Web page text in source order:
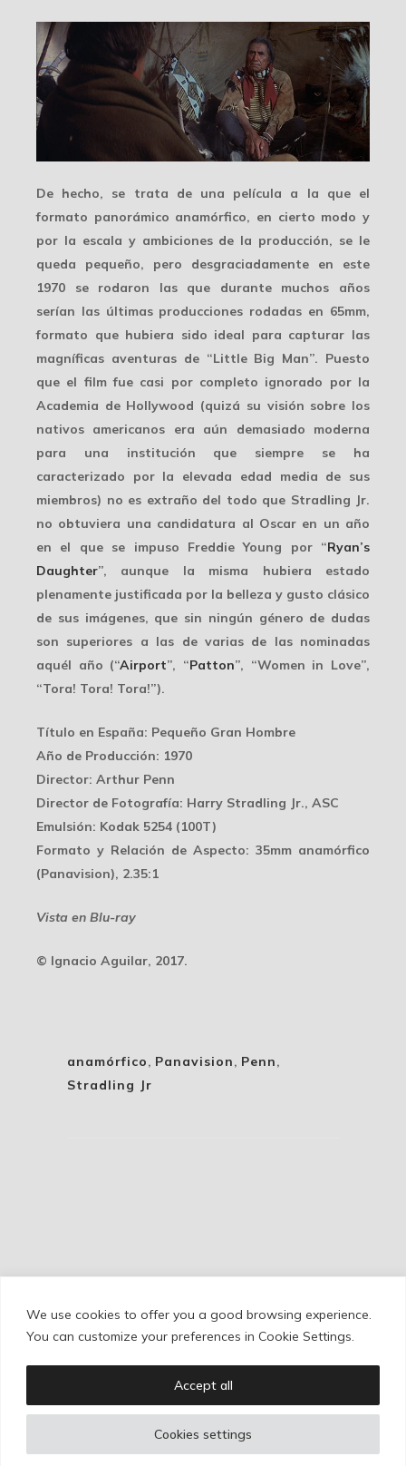
We use cookies to offer you a good browsing experience.
You can customize your preferences in Cookie Settings.
Cookies settings
Accept all
De hecho, se trata de una película a la que el
formato panorámico anamórfico, en cierto modo y
por la escala y ambiciones de la producción, se le
queda pequeño, pero desgraciadamente en este
1970 se rodaron las que durante muchos años
serían las últimas producciones rodadas en 65mm,
formato que hubiera sido ideal para capturar las
magníficas aventuras de “Little Big Man”. Puesto
que el film fue casi por completo ignorado por la
Academia de Hollywood (quizá su visión sobre los
nativos americanos era aún demasiado moderna
para una institución que siempre se ha
caracterizado por la elevada edad media de sus
miembros) no es extraño del todo que Stradling Jr.
no obtuviera una candidatura al Oscar en un año
en el que se impuso Freddie Young por “Ryan’s
Daughter”, aunque la misma hubiera estado
plenamente justificada por la belleza y gusto clásico
de sus imágenes, que sin ningún género de dudas
son superiores a las de varias de las nominadas
aquél año (“Airport”, “Patton”, “Women in Love”,
“Tora! Tora! Tora!”).
Título en España: Pequeño Gran Hombre
Año de Producción: 1970
Director: Arthur Penn
Director de Fotografía: Harry Stradling Jr., ASC
Emulsión: Kodak 5254 (100T)
Formato y Relación de Aspecto: 35mm anamórfico
(Panavision), 2.35:1
Vista en Blu-ray
© Ignacio Aguilar, 2017.
anamórfico, Panavision, Penn,
Stradling Jr
Cookie Policy/Privacy Policy /Legal Warning
Copyright © Ignacio Aguilar
Web development byBonzo Estudio